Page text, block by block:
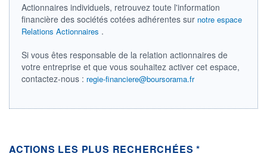
- -
DERNIER
-
PROCHAIN
DIVIDENDE
ÉLIGIBILITÉ
+ PORTEFEUILLE
Actionnaires individuels, retrouvez toute l'information
financière des sociétés cotées adhérentes sur notre espace
Relations Actionnaires .
Si vous êtes responsable de la relation actionnaires de
votre entreprise et que vous souhaitez activer cet espace,
contactez-nous : regie-financiere@boursorama.fr
ACTIONS LES PLUS RECHERCHÉES *